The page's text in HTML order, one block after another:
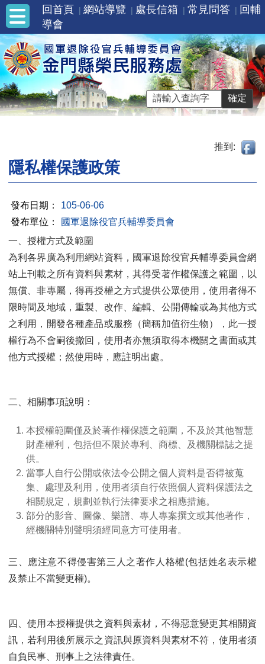
回首頁 網站導覽 處長信箱 常見問答
回輔
導會
推到:
隱私權保護政策
發布日期：
105-06-06
發布單位：
國軍退除役官兵輔導委員會
一、授權方式及範圍
為利各界廣為利用網站資料，國軍退除役官兵輔導委員會網
站上刊載之所有資料與素材，其得受著作權保護之範圍，以
無償、非專屬，得再授權之方式提供公眾使用，使用者得不
限時間及地域，重製、改作、編輯、公開傳輸或為其他方式
之利用，開發各種產品或服務（簡稱加值衍生物），此一授
權行為不會嗣後撤回，使用者亦無須取得本機關之書面或其
他方式授權；然使用時，應註明出處。
二、相關事項說明：
本授權範圍僅及於著作權保護之範圍，不及於其他智慧
財產權利，包括但不限於專利、商標、及機關標誌之提
供。
當事人自行公開或依法令公開之個人資料是否得被蒐
集、處理及利用，使用者須自行依照個人資料保護法之
相關規定，規劃並執行法律要求之相應措施。
部分的影音、圖像、樂譜、專人專案撰文或其他著作，
經機關特別聲明須經同意方可使用者。
三、應注意不得侵害第三人之著作人格權(包括姓名表示權
及禁止不當變更權)。
四、使用本授權提供之資料與素材，不得惡意變更其相關資
訊，若利用後所展示之資訊與原資料與素材不符，使用者須
自負民事、刑事上之法律責任。